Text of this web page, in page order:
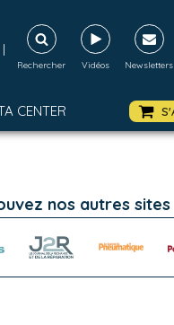
|
Rechercher Vidéos Newsletters
CENTER
nos autres sites